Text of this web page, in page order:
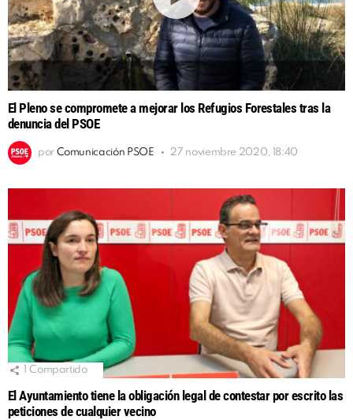
El Pleno se compromete a mejorar los Refugios Forestales tras la
denuncia del PSOE
por Comunicación PSOE 27 noviembre 2020, 18:40
Compartido
El Ayuntamiento tiene la obligación legal de contestar por escrito las
peticiones de cualquier vecino